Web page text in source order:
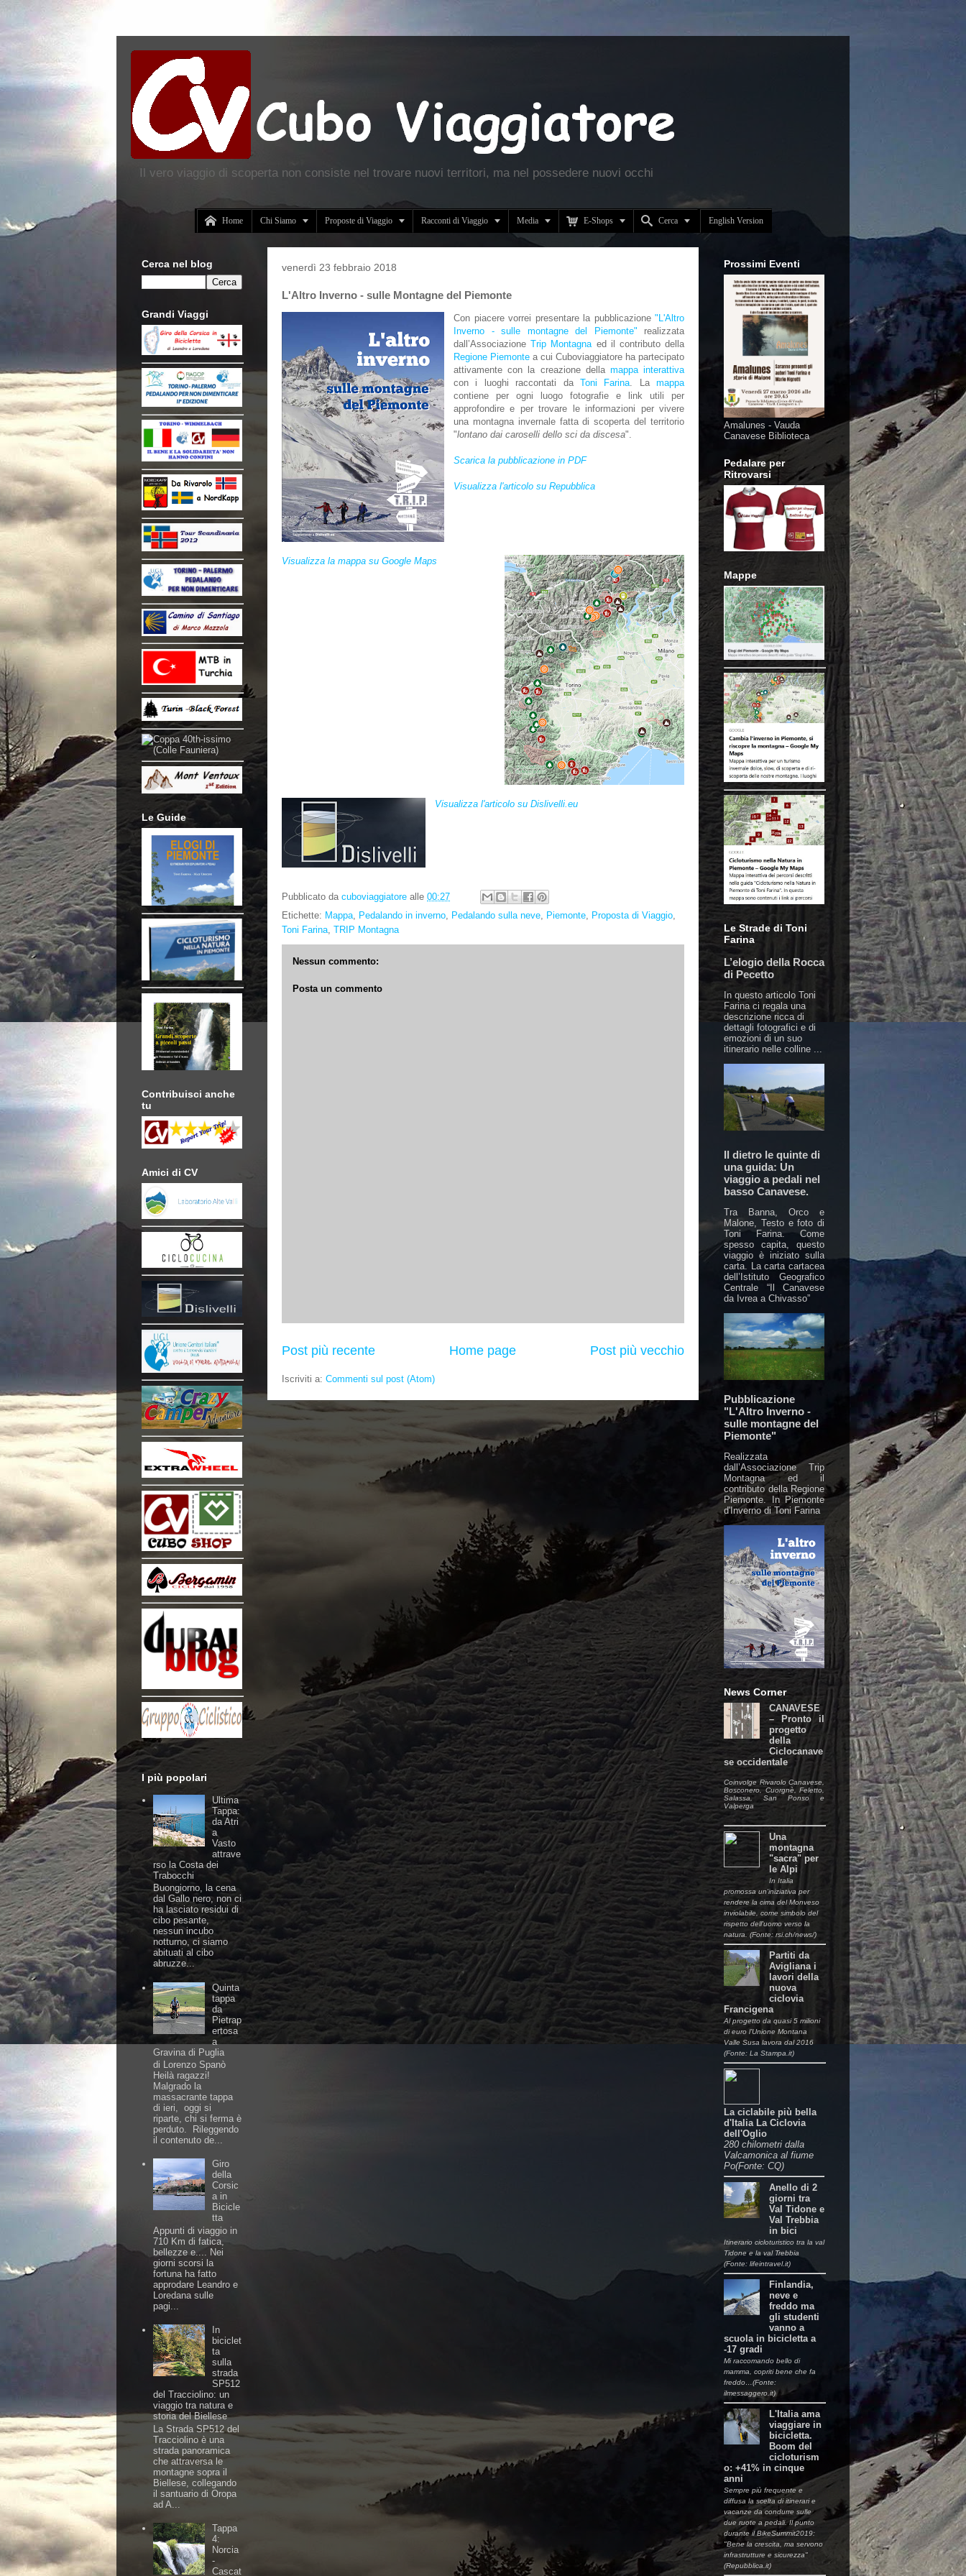
Il vero viaggio di scoperta non consiste nel trovare nuovi territori, ma nel possedere nuovi occhi
 Home Chi Siamo  Proposte di Viaggio  Racconti di Viaggio  Media   E-Shops   Cerca  English Version
venerdì 23 febbraio 2018
L'Altro Inverno - sulle Montagne del Piemonte
Con piacere vorrei presentare la pubblicazione "L'Altro
Inverno - sulle montagne del Piemonte" realizzata
dall’AssociazioneTrip Montagnaed il contributo della
Regione Piemonte a cui Cuboviaggiatore ha partecipato
attivamente con la creazione della mappa interattiva
con i luoghi raccontati da Toni Farina. La mappa
contiene per ogni luogo fotografie e link utili per
approfondire e per trovare le informazioni per vivere
una montagna invernale fatta di scoperta del territorio
"lontano dai caroselli dello sci da discesa".
Scarica la pubblicazione in PDF
Visualizza l'articolo su Repubblica
Visualizza la mappa su Google Maps
Visualizza l'articolo su Dislivelli.eu
Pubblicato da cuboviaggiatore alle 00:27
Etichette: Mappa, Pedalando in inverno, Pedalando sulla neve, Piemonte, Proposta di Viaggio,
Toni Farina, TRIP Montagna
Nessun commento:
Posta un commento
Post più recente Post più vecchio
Home page
Iscriviti a: Commenti sul post (Atom)
Cerca nel blog
Grandi Viaggi
Le Guide
Contribuisci anche
tu
Amici di CV
I più popolari
Ultima
Tappa:
da Atri
a
Vasto
attrave
rso la Costa dei
Trabocchi
Buongiorno, la cena
dal Gallo nero, non ci
ha lasciato residui di
cibo pesante,
nessun incubo
notturno, ci siamo
abituati al cibo
abruzze...
Quinta
tappa
da
Pietrap
ertosa
a
Gravina di Puglia
di Lorenzo Spanò
Heilà ragazzi!
Malgrado la
massacrante tappa
di ieri, oggi si
riparte, chi si ferma è
perduto. Rileggendo
il contenuto de...
Giro
della
Corsic
a in
Bicicle
tta
Appunti di viaggio in
710 Km di fatica,
bellezze e.... Nei
giorni scorsi la
fortuna ha fatto
approdare Leandro e
Loredana sulle
pagi...
In
biciclet
ta
sulla
strada
SP512
del Tracciolino: un
viaggio tra natura e
storia del Biellese
La Strada SP512 del
Tracciolino è una
strada panoramica
che attraversa le
montagne sopra il
Biellese, collegando
il santuario di Oropa
ad A...
Tappa
4:
Norcia
-
Cascat
Prossimi Eventi
Amalunes - Vauda
Canavese Biblioteca
Pedalare per
Ritrovarsi
Mappe
Le Strade di Toni
Farina
L’elogio della Rocca
di Pecetto
In questo articolo Toni
Farina ci regala una
descrizione ricca di
dettagli fotografici e di
emozioni di un suo
itinerario nelle colline ...
Il dietro le quinte di
una guida: Un
viaggio a pedali nel
basso Canavese.
Tra Banna, Orco e
Malone, Testo e foto di
Toni Farina. Come
spesso capita, questo
viaggio è iniziato sulla
carta. La carta cartacea
dell’Istituto Geografico
Centrale “Il Canavese
da Ivrea a Chivasso”
Pubblicazione
"L'Altro Inverno -
sulle montagne del
Piemonte"
Realizzata
dall’Associazione Trip
Montagna ed il
contributo della Regione
Piemonte. In Piemonte
d'Inverno di Toni Farina
News Corner
CANAVESE
– Pronto il
progetto
della
Ciclocanave
se occidentale
Coinvolge Rivarolo Canavese,
Bosconero, Cuorgnè, Feletto,
Salassa, San Ponso e
Valperga
Una
montagna
"sacra" per
le Alpi
In Italia
promossa un'iniziativa per
rendere la cima del Monveso
inviolabile, come simbolo del
rispetto dell'uomo verso la
natura. (Fonte: rsi.ch/news/)
Partiti da
Avigliana i
lavori della
nuova
ciclovia
Francigena
Al progetto da quasi 5 milioni
di euro l’Unione Montana
Valle Susa lavora dal 2016
(Fonte: La Stampa.it)
La ciclabile più bella
d'Italia La Ciclovia
dell'Oglio
280 chilometri dalla
Valcamonica al fiume
Po(Fonte: CQ)
Anello di 2
giorni tra
Val Tidone e
Val Trebbia
in bici
Itinerario cicloturistico tra la val
Tidone e la val Trebbia
(Fonte: lifeintravel.it)
Finlandia,
neve e
freddo ma
gli studenti
vanno a
scuola in bicicletta a
-17 gradi
Mi raccomando bello di
mamma, copriti bene che fa
freddo…(Fonte:
ilmessaggero.it)
L'Italia ama
viaggiare in
bicicletta.
Boom del
cicloturism
o: +41% in cinque
anni
Sempre più frequente e
diffusa la scelta di itinerari e
vacanze da condurre sulle
due ruote a pedali. Il punto
durante il BikeSummit2019:
"Bene la crescita, ma servono
infrastrutture e sicurezza"
(Repubblica.it)